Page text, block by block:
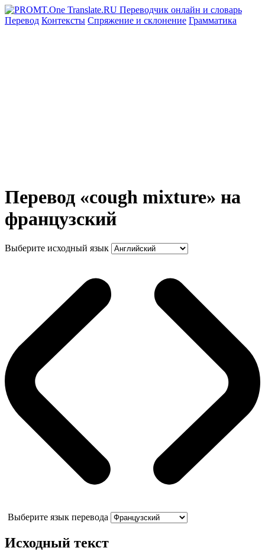
Перевод Контексты Спряжение и склонение Грамматика
Перевод «cough mixture» на
французский
Выберите исходный язык
Выберите язык перевода
Исходный текст